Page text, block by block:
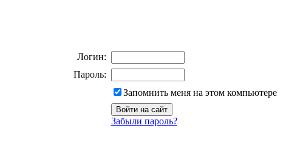
Логин:
Пароль:
Запомнить меня на этом компьютере
Забыли пароль?